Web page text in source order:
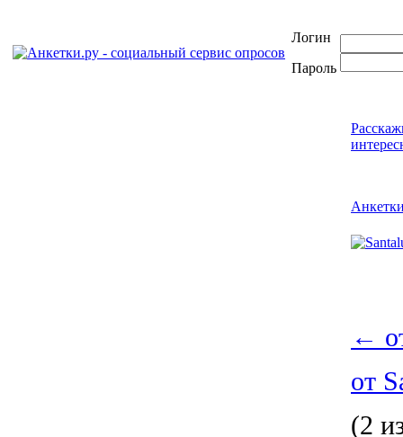
Логин
Пароль
←
от
(2